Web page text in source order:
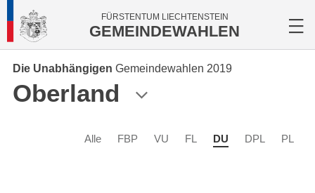
FÜRSTENTUM LIECHTENSTEIN
GEMEINDEWAHLEN
Die Unabhängigen Gemeindewahlen 2019
Oberland
Alle FBP VU FL DU DPL PL